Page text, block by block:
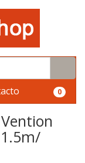
0
Vention